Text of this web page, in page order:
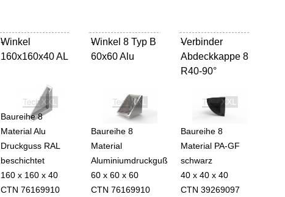
Winkel
160x160x40 AL
-
Baureihe 8
Material Alu
Druckguss RAL
beschichtet
160 x 160 x 40
CTN 76169910
Winkel 8 Typ B
60x60 Alu
-
Baureihe 8
Material
Aluminiumdruckguß
60 x 60 x 60
CTN 76169910
Verbinder
Abdeckkappe 8
R40-90°
-
Baureihe 8
Material PA-GF
schwarz
40 x 40 x 40
CTN 39269097